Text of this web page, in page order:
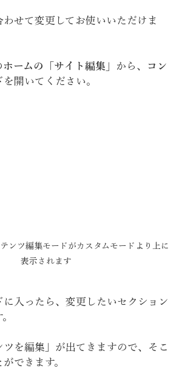
わせて変更してお使いいただけま
ホームの「サイト編集」 から、
コン
を開いてください。
ンツ編集モードがカスタムモードより上に
表示されます
に入ったら、変更したいセクション
を編集」が出てきますので、そこ
できます。